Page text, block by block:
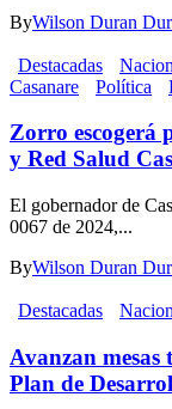
ByWilson Duran
Destacadas
Casanare
Política
Zorro escogerá
y Red Salud
El gobernador de
0067 de 2024,...
ByWilson Duran
Destacadas
Avanzan mesas
Plan de